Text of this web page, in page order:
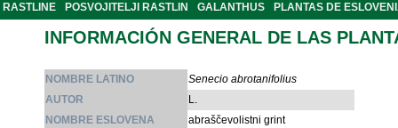
RASTLINE
POSVOJITELJI RASTLIN GALANTHUS PLANTAS DE
INFORMACIÓN GENERAL DE LAS
NOMBRE LATINO
Senecio abrotanifolius
AUTOR
L.
NOMBRE ESLOVENA
abraščevolistni grint